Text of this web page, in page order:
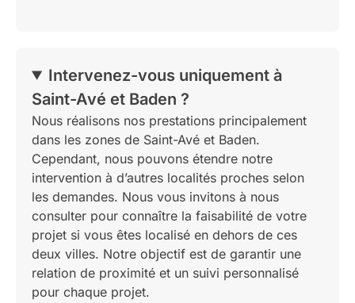
Intervenez-vous uniquement à
Saint-Avé et Baden ?
Nous réalisons nos prestations principalement
dans les zones de Saint-Avé et Baden.
Cependant, nous pouvons étendre notre
intervention à d’autres localités proches selon
les demandes. Nous vous invitons à nous
consulter pour connaître la faisabilité de votre
projet si vous êtes localisé en dehors de ces
deux villes. Notre objectif est de garantir une
relation de proximité et un suivi personnalisé
pour chaque projet.